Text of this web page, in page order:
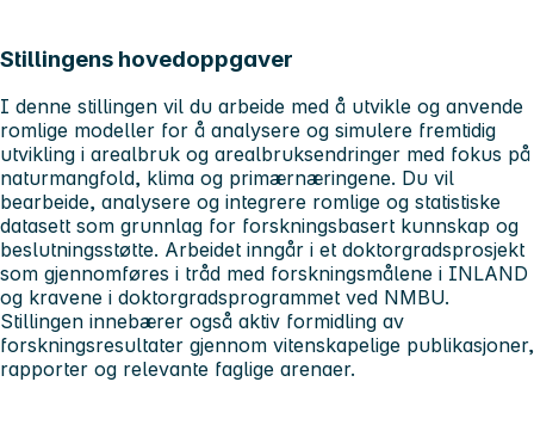
Stillingens hovedoppgaver
I denne stillingen vil du arbeide med å utvikle og anvende
romlige modeller for å analysere og simulere fremtidig
utvikling i arealbruk og arealbruksendringer med fokus på
naturmangfold, klima og primærnæringene. Du vil
bearbeide, analysere og integrere romlige og statistiske
datasett som grunnlag for forskningsbasert kunnskap og
beslutningsstøtte. Arbeidet inngår i et doktorgradsprosjekt
som gjennomføres i tråd med forskningsmålene i INLAND
og kravene i doktorgradsprogrammet ved NMBU.
Stillingen innebærer også aktiv formidling av
forskningsresultater gjennom vitenskapelige publikasjoner,
rapporter og relevante faglige arenaer.